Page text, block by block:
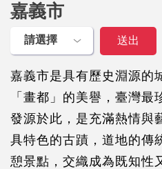
嘉義市
嘉義市是具有歷史淵源的
「畫都」的美譽，臺灣
發源於此，是充滿熱情與
具特色的古蹟，道地的傳
憩景點，交織成為既知性